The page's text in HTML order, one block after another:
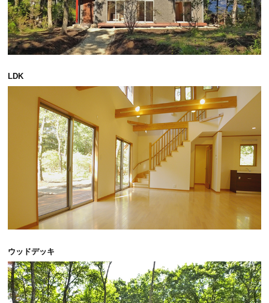
LDK
ウッドデッキ
海外事業（フィリピン）
売りたい
相場を教えてほしい
売却方法等について相談したい
仲介でのご売却とは
買取でのご売却とは
知りたい
リゾートSTYLE
リゾートに関する様々なお役立ち情報をお届け